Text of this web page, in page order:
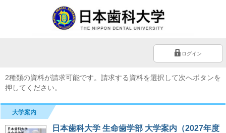
ログイン
2種類の資料が請求可能です。請求する資料を選択して次へボタンを
押してください。
大学案内
日本歯科大学 生命歯学部 大学案内（2027年度